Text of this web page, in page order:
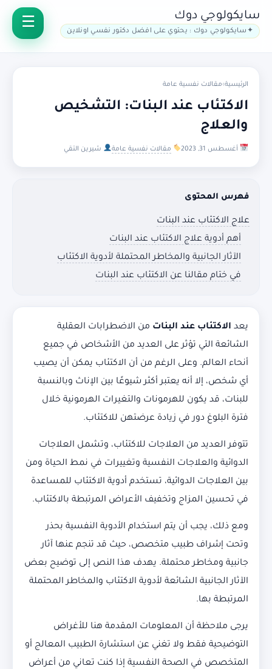
سايكولوجي دوك
سايكولوجي دوك : يحتوي على افضل دكتور نفسي اونلاين
الرئيسية›مقالات نفسية عامة
الاكتئاب عند البنات: التشخيص
والعلاج
أغسطس 31, 2023 مقالات نفسية عامة شيرين التقي
فهرس المحتوى
علاج الاكتئاب عند البنات
أهم أدوية علاج الاكتئاب عند البنات
الآثار الجانبية والمخاطر المحتملة لأدوية الاكتئاب
في ختام مقالنا عن الاكتئاب عند البنات
يعد الاكتئاب عند البنات من الاضطرابات العقلية
الشائعة التي تؤثر على العديد من الأشخاص في جميع
أنحاء العالم. وعلى الرغم من أن الاكتئاب يمكن أن يصيب
أي شخص، إلا أنه يعتبر أكثر شيوعًا بين الإناث وبالنسبة
للبنات، قد يكون للهرمونات والتغيرات الهرمونية خلال
فترة البلوغ دور في زيادة عرضتهن للاكتئاب.
تتوفر العديد من العلاجات للاكتئاب، وتشمل العلاجات
الدوائية والعلاجات النفسية وتغييرات في نمط الحياة ومن
بين العلاجات الدوائية، تستخدم أدوية الاكتئاب للمساعدة
في تحسين المزاج وتخفيف الأعراض المرتبطة بالاكتئاب.
ومع ذلك، يجب أن يتم استخدام الأدوية النفسية بحذر
وتحت إشراف طبيب متخصص، حيث قد تنجم عنها آثار
جانبية ومخاطر محتملة. يهدف هذا النص إلى توضيح بعض
الآثار الجانبية الشائعة لأدوية الاكتئاب والمخاطر المحتملة
المرتبطة بها.
يرجى ملاحظة أن المعلومات المقدمة هنا للأغراض
التوضيحية فقط ولا تغني عن استشارة الطبيب المعالج أو
المتخصص في الصحة النفسية إذا كنت تعاني من أعراض